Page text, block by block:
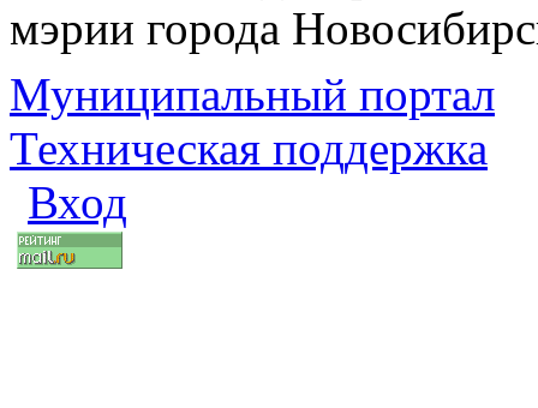
мэрии города
Муниципальный портал
Техническая поддержка
Вход